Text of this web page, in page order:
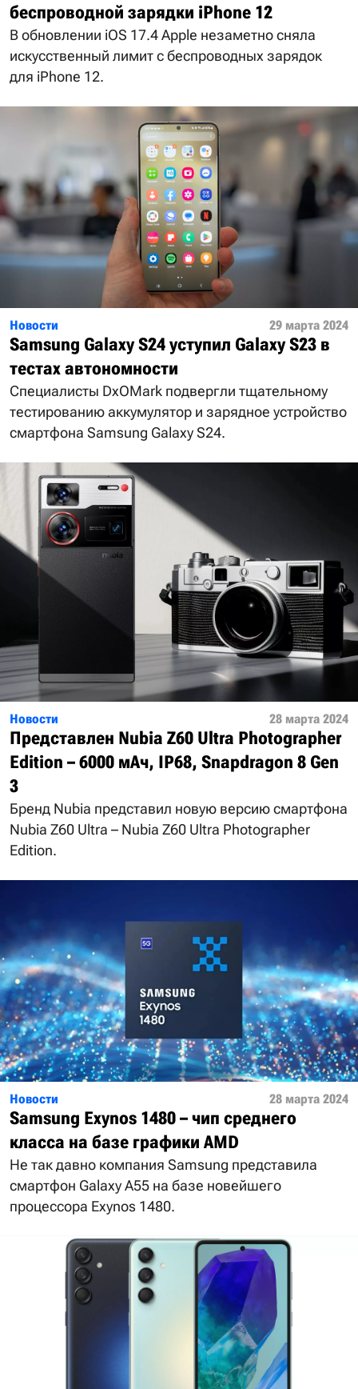
беспроводной зарядки iPhone 12
В обновлении iOS 17.4 Apple незаметно сняла
искусственный лимит с беспроводных зарядок
для iPhone 12.
Новости 29 марта 2024
Samsung Galaxy S24 уступил Galaxy S23 в
тестах автономности
Специалисты DxOMark подвергли тщательному
тестированию аккумулятор и зарядное устройство
смартфона Samsung Galaxy S24.
Новости 28 марта 2024
Представлен Nubia Z60 Ultra Photographer
Edition – 6000 мАч, IP68, Snapdragon 8 Gen
3
Бренд Nubia представил новую версию смартфона
Nubia Z60 Ultra – Nubia Z60 Ultra Photographer
Edition.
Новости 28 марта 2024
Samsung Exynos 1480 – чип среднего
класса на базе графики AMD
Не так давно компания Samsung представила
смартфон Galaxy A55 на базе новейшего
процессора Exynos 1480.